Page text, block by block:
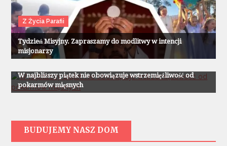
Z Życia Parafii
Tydzień Misyjny. Zapraszamy do modlitwy w intencji
misjonarzy
Z Życia Parafii
W najbliższy piątek nie obowiązuje wstrzemięźliwość od
pokarmów mięsnych
BUDUJEMY NASZ DOM